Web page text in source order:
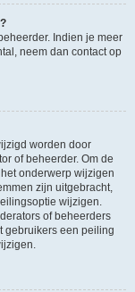
Indien je meer
neem dan contact op
worden door
of beheerder. Om de
onderwerp wijzigen
zijn uitgebracht,
wijzigen.
of beheerders
gebruikers een peiling